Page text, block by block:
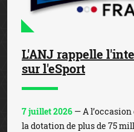
L'ANJ rappelle
sur l'eSport
7 juillet 2026 — A l’occasion
la dotation de plus de 75